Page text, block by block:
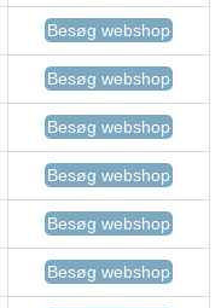
Besøg webshop
Besøg webshop
Besøg webshop
Besøg webshop
Besøg webshop
Besøg webshop